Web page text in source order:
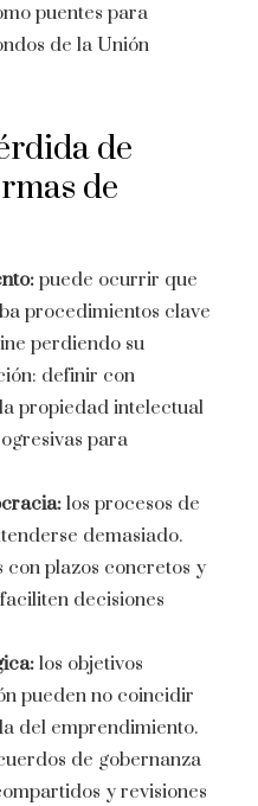
puentes para
de la Unión
de
de
puede ocurrir que
procedimientos clave
perdiendo su
definir con
propiedad intelectual
para
los procesos de
demasiado.
con plazos concretos y
decisiones
los objetivos
pueden no coincidir
del emprendimiento.
de gobernanza
y revisiones